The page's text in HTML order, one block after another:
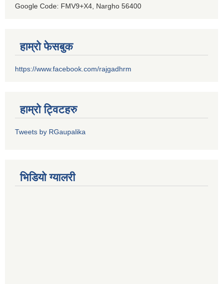
Google Code: FMV9+X4, Nargho 56400
हाम्रो फेसबुक
https://www.facebook.com/rajgadhrm
हाम्रो ट्विटहरु
Tweets by RGaupalika
भिडियो ग्यालरी